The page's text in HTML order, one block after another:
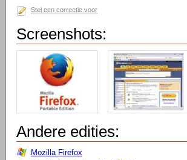
Stel een correctie voor
Screenshots:
Andere edities:
Mozilla Firefox